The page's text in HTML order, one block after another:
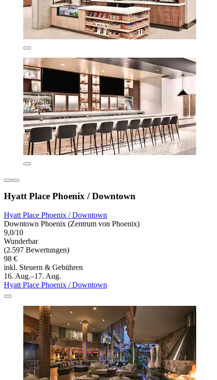
Hyatt Place Phoenix / Downtown
Hyatt Place Phoenix / Downtown
Downtown Phoenix (Zentrum von Phoenix)
9,0/10
Wunderbar
(2.597 Bewertungen)
98 €
inkl. Steuern & Gebühren
16. Aug.–17. Aug.
Hyatt Place Phoenix / Downtown